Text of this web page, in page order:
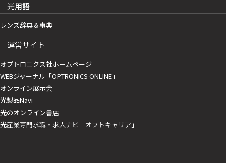
光用語
レンズ辞典＆事典
運営サイト
オプトロニクス社ホームページ
WEBジャーナル「OPTRONICS ONLINE」
オンライン展示会
光製品Navi
光のオンライン書店
光産業専門求職・求人ナビ「オプトキャリア」